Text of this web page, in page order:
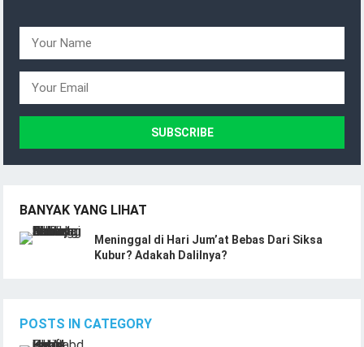
BANYAK YANG LIHAT
Meninggal di Hari Jum’at Bebas Dari Siksa
Kubur? Adakah Dalilnya?
POSTS IN CATEGORY